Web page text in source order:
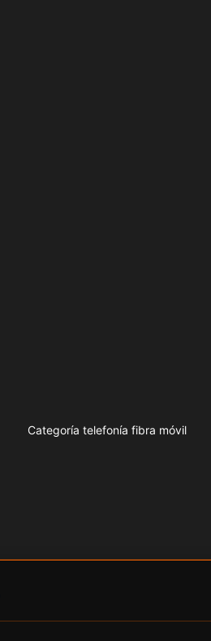
Categoría telefonía fibra móvil